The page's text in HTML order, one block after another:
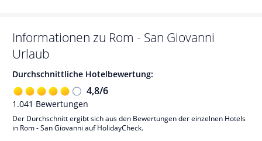
Informationen zu Rom - San Giovanni
Urlaub
Durchschnittliche Hotelbewertung:
4,8/6
1.041 Bewertungen
Der Durchschnitt ergibt sich aus den Bewertungen der einzelnen Hotels
in Rom - San Giovanni auf HolidayCheck.